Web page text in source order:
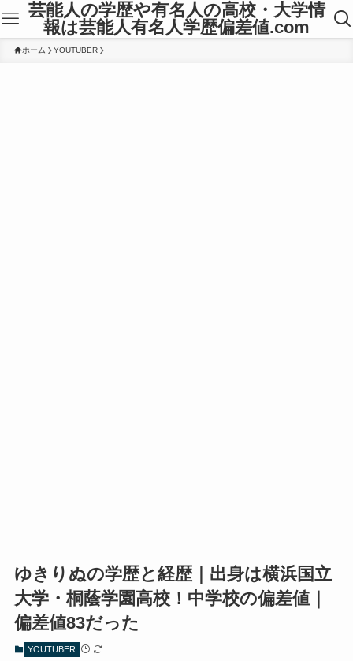
芸能人の学歴や有名人の高校・大学情
報は芸能人有名人学歴偏差値.com
ホーム YOUTUBER
ゆきりぬの学歴と経歴｜出身は横浜国立
大学・桐蔭学園高校！中学校の偏差値｜
偏差値83だった
YOUTUBER